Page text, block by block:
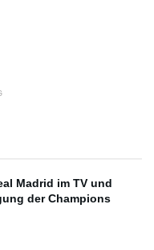
Madrid im TV und
der Champions